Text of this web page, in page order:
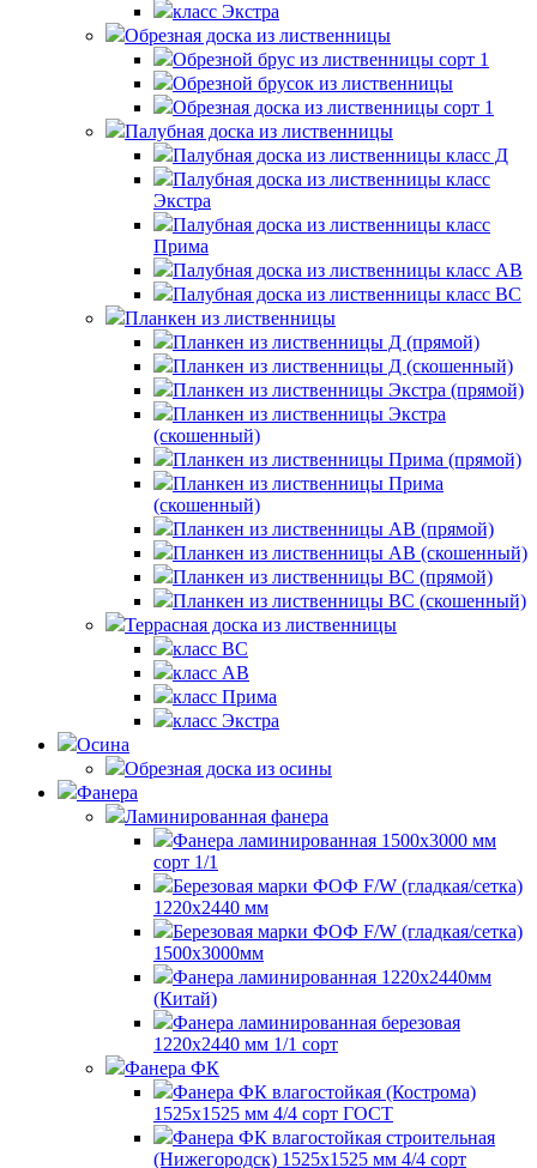
класс Экстра
Обрезная доска из лиственницы
Обрезной брус из лиственницы сорт 1
Обрезной брусок из лиственницы
Обрезная доска из лиственницы сорт 1
Палубная доска из лиственницы
Палубная доска из лиственницы класс Д
Палубная доска из лиственницы класс
Экстра
Палубная доска из лиственницы класс
Прима
Палубная доска из лиственницы класс AB
Палубная доска из лиственницы класс BC
Планкен из лиственницы
Планкен из лиственницы Д (прямой)
Планкен из лиственницы Д (скошенный)
Планкен из лиственницы Экстра (прямой)
Планкен из лиственницы Экстра
(скошенный)
Планкен из лиственницы Прима (прямой)
Планкен из лиственницы Прима
(скошенный)
Планкен из лиственницы AB (прямой)
Планкен из лиственницы AB (скошенный)
Планкен из лиственницы BC (прямой)
Планкен из лиственницы BC (скошенный)
Террасная доска из лиственницы
класс BC
класс AB
класс Прима
класс Экстра
Осина
Обрезная доска из осины
Фанера
Ламинированная фанера
Фанера ламинированная 1500x3000 мм
сорт 1/1
Березовая марки ФОФ F/W (гладкая/сетка)
1220х2440 мм
Березовая марки ФОФ F/W (гладкая/сетка)
1500х3000мм
Фанера ламинированная 1220х2440мм
(Китай)
Фанера ламинированная березовая
1220х2440 мм 1/1 сорт
Фанера ФК
Фанера ФК влагостойкая (Кострома)
1525х1525 мм 4/4 сорт ГОСТ
Фанера ФК влагостойкая строительная
(Нижегородск) 1525х1525 мм 4/4 сорт